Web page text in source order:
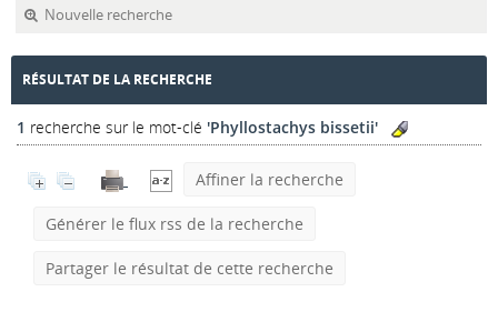
Nouvelle recherche
RÉSULTAT DE LA RECHERCHE
1 recherche sur le mot-clé 'Phyllostachys bissetii'
Affiner la recherche
Générer le flux rss de la recherche
Partager le résultat de cette recherche